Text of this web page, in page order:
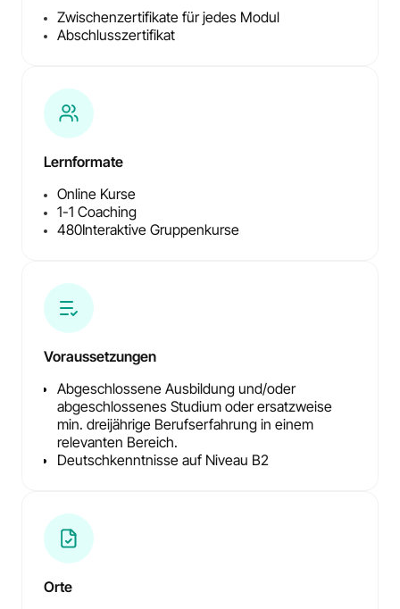
Zwischenzertifikate für jedes Modul
Abschlusszertifikat
Lernformate
Online Kurse
1-1 Coaching
480Interaktive Gruppenkurse
Voraussetzungen
Abgeschlossene Ausbildung und/oder
abgeschlossenes Studium oder ersatzweise
min. dreijährige Berufserfahrung in einem
relevanten Bereich.
Deutschkenntnisse auf Niveau B2
Orte